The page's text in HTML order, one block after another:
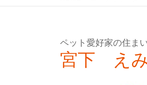
ペット愛好家の住ま
宮下 え